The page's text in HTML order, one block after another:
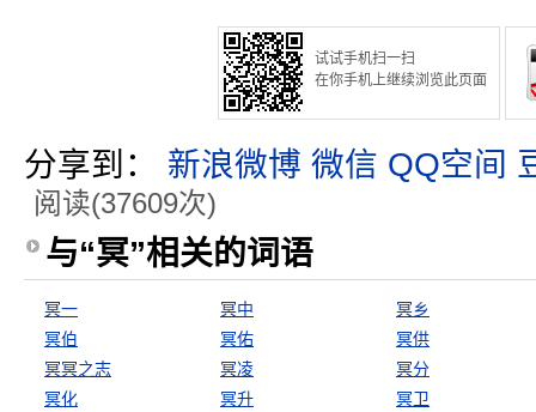
试试手机扫一扫
在你手机上继续浏览此页面
分享到： 新浪微博 微信 QQ空间
阅读(37609次)
与“冥”相关的词语
冥一 冥中
冥乡
冥伯
冥佑
冥供
冥冥之志
冥凌
冥分
冥化
冥升 冥卫